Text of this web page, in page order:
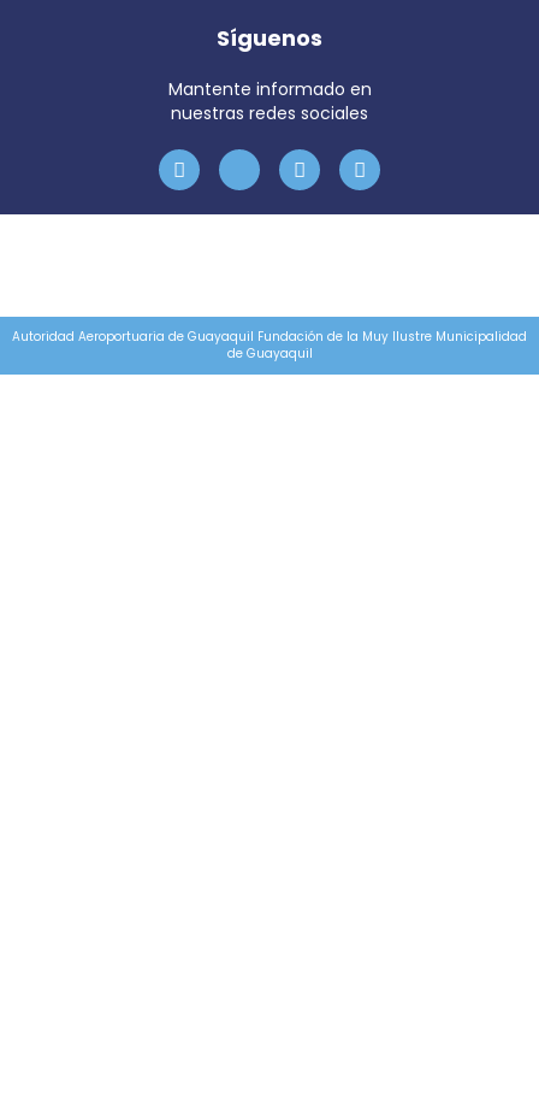
Síguenos
Mantente informado en
nuestras redes sociales
Autoridad Aeroportuaria de Guayaquil Fundación de la Muy Ilustre Municipalidad
de Guayaquil